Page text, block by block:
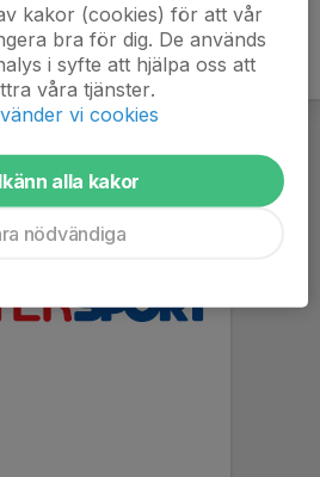
kakor (cookies) för att vår
bra för dig. De används
i syfte att hjälpa oss att
våra tjänster.
vi cookies
alla kakor
nödvändiga